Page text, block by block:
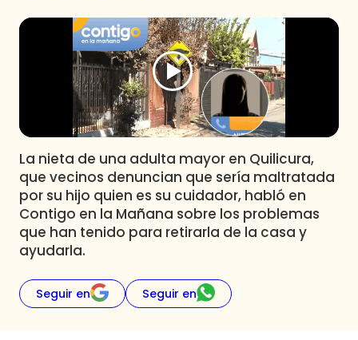
La nieta de una adulta mayor en Quilicura,
que vecinos denuncian que sería maltratada
por su hijo quien es su cuidador, habló en
Contigo en la Mañana sobre los problemas
que han tenido para retirarla de la casa y
ayudarla.
Seguir en Seguir en
Club De La Comedia
Contigo en Directo
Plan Perfecto
El Tiempo
Sabingo
Todos Los Programas